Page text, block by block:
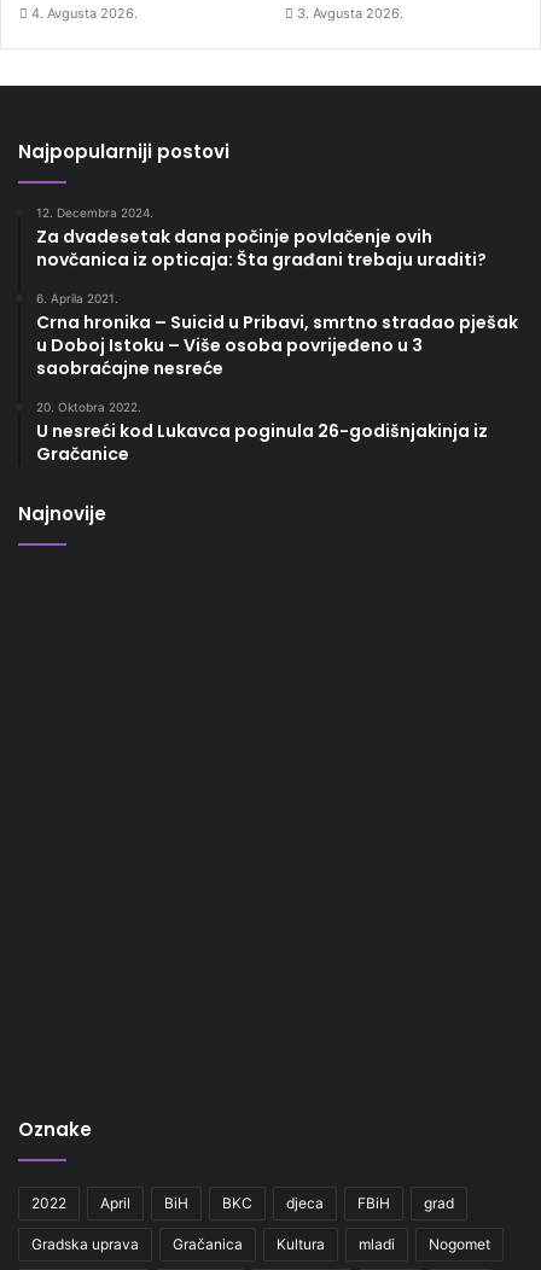
4. Avgusta 2026. 3. Avgusta 2026.
Najpopularniji postovi
12. Decembra 2024.
Za dvadesetak dana počinje povlačenje ovih
novčanica iz opticaja: Šta građani trebaju uraditi?
6. Aprila 2021.
Crna hronika – Suicid u Pribavi, smrtno stradao pješak
u Doboj Istoku – Više osoba povrijeđeno u 3
saobraćajne nesreće
20. Oktobra 2022.
U nesreći kod Lukavca poginula 26-godišnjakinja iz
Gračanice
Najnovije
Oznake
2022 April BiH BKC djeca FBiH grad
Gradska uprava Gračanica Kultura mladi Nogomet